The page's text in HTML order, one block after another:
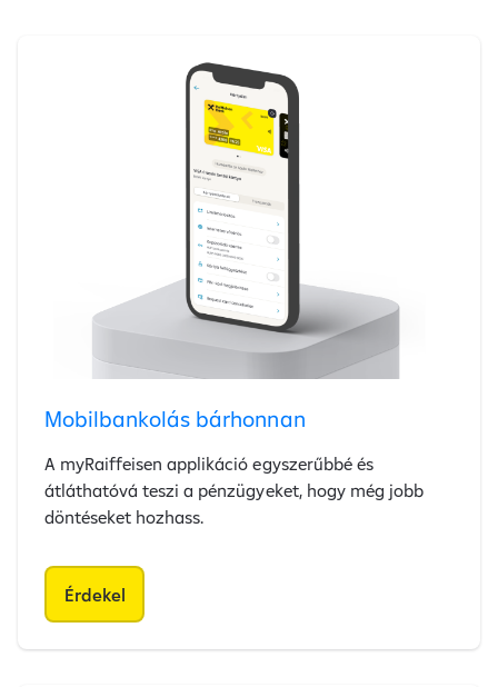
Mobilbankolás bárhonnan
A myRaiffeisen applikáció egyszerűbbé és
átláthatóvá teszi a pénzügyeket, hogy még jobb
döntéseket hozhass.
Érdekel